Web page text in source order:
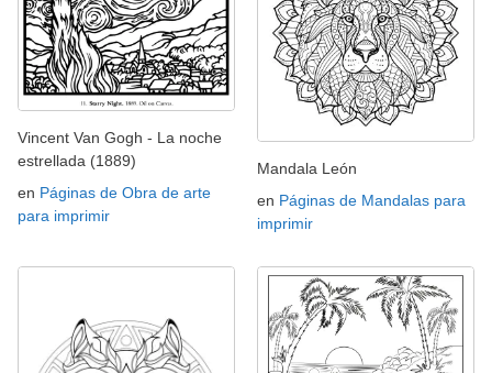
Vincent Van Gogh - La noche
estrellada (1889)
en Páginas de Obra de arte
para imprimir
Mandala León
en Páginas de Mandalas para
imprimir